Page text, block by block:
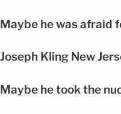
Maybe he was afraid
Joseph Kling New
Maybe he took the